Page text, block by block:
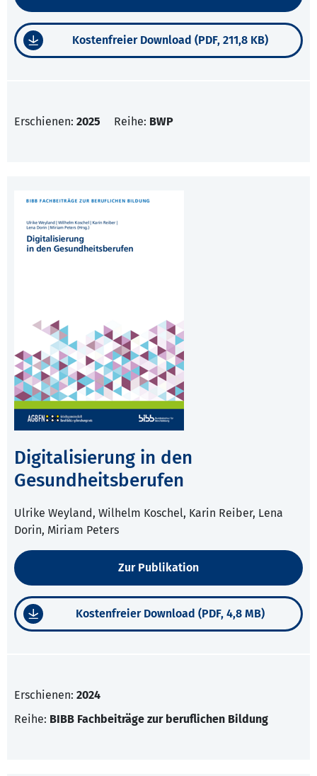
Kostenfreier Download (PDF, 211,8 KB)
Erschienen: 2025 Reihe: BWP
Digitalisierung in den
Gesundheitsberufen
Ulrike Weyland, Wilhelm Koschel, Karin Reiber, Lena
Dorin, Miriam Peters
Zur Publikation
Kostenfreier Download (PDF, 4,8 MB)
Erschienen: 2024
Reihe: BIBB Fachbeiträge zur beruflichen Bildung